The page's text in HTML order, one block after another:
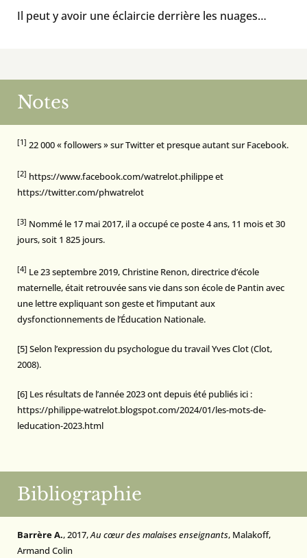
Il peut y avoir une éclaircie derrière les nuages…
Notes
[1] 22 000 « followers » sur Twitter et presque autant sur Facebook.
[2] https://www.facebook.com/watrelot.philippeet
https://twitter.com/phwatrelot
[3] Nommé le 17 mai 2017, il a occupé ce poste 4 ans, 11 mois et 30
jours, soit 1 825 jours.
[4] Le 23 septembre 2019, Christine Renon, directrice d’école
maternelle, était retrouvée sans vie dans son école de Pantin avec
une lettre expliquant son geste et l’imputant aux
dysfonctionnements de l’Éducation Nationale.
[5]Selon l’expression du psychologue du travail Yves Clot (Clot,
2008).
[6]Les résultats de l’année 2023 ont depuis été publiés ici :
https://philippe-watrelot.blogspot.com/2024/01/les-mots-de-
leducation-2023.html
Bibliographie
Barrère A., 2017,Au cœur des malaises enseignants, Malakoff,
Armand Colin